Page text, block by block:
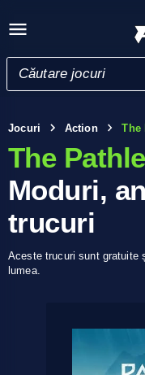
Jocuri Action The
The
Moduri,
trucuri
Aceste trucuri sunt gratuite
lumea.